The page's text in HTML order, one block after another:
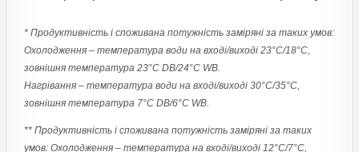
* Продуктивність і споживана потужність заміряні за таких умов:
Охолодження – температура води на вході/виході 23°С/18°С,
зовнішня температура 23°С DB/24°C WB.
Нагрівання – температура води на вході/виході 30°С/35°С,
зовнішня температура 7°С DB/6°C WB.
** Продуктивність і споживана потужність заміряні за таких
умов: Охолодження – температура на вході/виході 12°С/7°С,